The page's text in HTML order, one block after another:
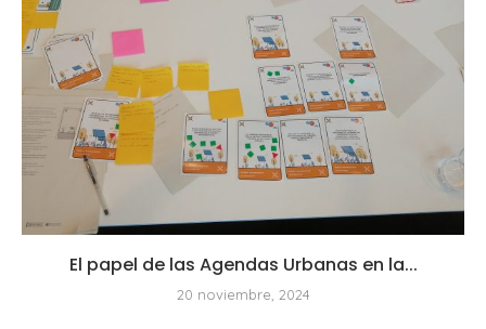
El papel de las Agendas Urbanas en la...
20 noviembre, 2024